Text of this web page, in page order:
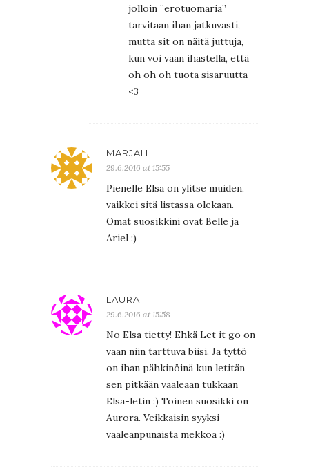
jolloin ”erotuomaria”
tarvitaan ihan jatkuvasti,
mutta sit on näitä juttuja,
kun voi vaan ihastella, että
oh oh oh tuota sisaruutta
<3
MARJAH
29.6.2016 at 15:55
Pienelle Elsa on ylitse muiden,
vaikkei sitä listassa olekaan.
Omat suosikkini ovat Belle ja
Ariel :)
LAURA
29.6.2016 at 15:58
No Elsa tietty! Ehkä Let it go on
vaan niin tarttuva biisi. Ja tyttö
on ihan pähkinöinä kun letitän
sen pitkään vaaleaan tukkaan
Elsa-letin :) Toinen suosikki on
Aurora. Veikkaisin syyksi
vaaleanpunaista mekkoa :)